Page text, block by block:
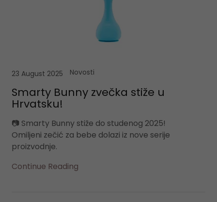
23 August 2025 Novosti
Smarty Bunny zvečka stiže u
Hrvatsku!
📷 Smarty Bunny stiže do studenog 2025!
Omiljeni zečić za bebe dolazi iz nove serije
proizvodnje.
Continue Reading